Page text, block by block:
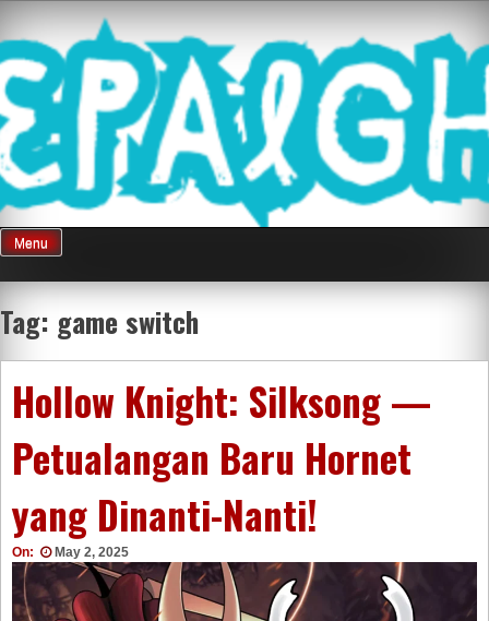
content
Mnepalghopa
Review Game
Terkini Paling
Seluruh Di
Indonesia
Menu
Tag: game switch
Hollow Knight: Silksong —
Petualangan Baru Hornet
yang Dinanti-Nanti!
On: May 2, 2025